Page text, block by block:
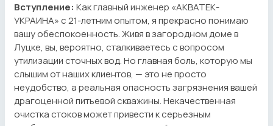
Вступление: Как главный инженер «АКВАТЕК-
УКРАИНА» с 21-летним опытом, я прекрасно понимаю
вашу обеспокоенность. Живя в загородном доме в
Луцке, вы, вероятно, сталкиваетесь с вопросом
утилизации сточных вод. Но главная боль, которую мы
слышим от наших клиентов, — это не просто
неудобство, а реальная опасность загрязнения вашей
драгоценной питьевой скважины. Некачественная
очистка стоков может привести к серьезным